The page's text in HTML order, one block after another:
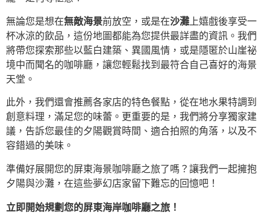
無論您是想在無敵海景前放空，或是在沙灘 上嬉戲後享受一
杯冰涼的飲品，這份地圖都能為您提供最詳盡的資訊。我們
將帶您探索那些以藍白建築、異國風情，或是隱匿於山崖祕
境中而聞名的咖啡廳，讓您輕鬆找到最符合自己喜好的海景
天堂。
此外，我們還會推薦各家店的特色餐點，從在地水果特調到
創意料理，滿足您的味蕾。更重要的是，我們將分享獨家建
議，告訴您最佳的夕陽觀賞時間、適合拍照的角落，以及不
容錯過的美味。
準備好展開您的屏東海景咖啡廳之旅了嗎？讓我們一起擁抱
夕陽與沙灘，在這些夢幻店家留下難忘的回憶吧！
立即開始規劃您的屏東海岸咖啡廳之旅！